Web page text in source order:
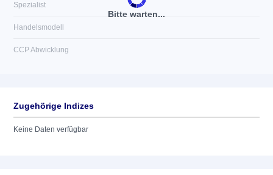
Bitte warten...
Spezialist
Handelsmodell
CCP Abwicklung
Zugehörige Indizes
Keine Daten verfügbar